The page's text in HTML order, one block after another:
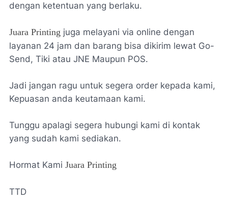
dengan ketentuan yang berlaku.
Juara Printing juga melayani via online dengan
layanan 24 jam dan barang bisa dikirim lewat Go-
Send, Tiki atau JNE Maupun POS.
Jadi jangan ragu untuk segera order kepada kami,
Kepuasan anda keutamaan kami.
Tunggu apalagi segera hubungi kami di kontak
yang sudah kami sediakan.
Hormat Kami Juara Printing
TTD